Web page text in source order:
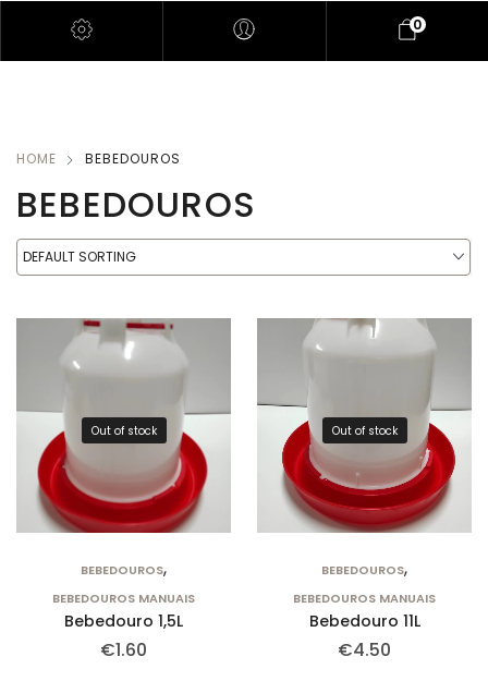
0
HOME BEBEDOUROS
BEBEDOUROS
DEFAULT SORTING
Out of stock
BEBEDOUROS,
BEBEDOUROS MANUAIS
Bebedouro 1,5L
€1.60
Out of stock
BEBEDOUROS,
BEBEDOUROS MANUAIS
Bebedouro 11L
€4.50